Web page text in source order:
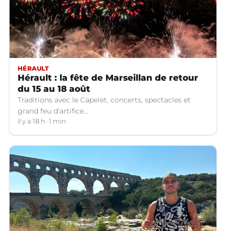
HÉRAULT
Hérault : la fête de Marseillan de retour
du 15 au 18 août
Traditions avec le Capelet, concerts, spectacles et
grand feu d’artifice...
il y a 18 h 1 min